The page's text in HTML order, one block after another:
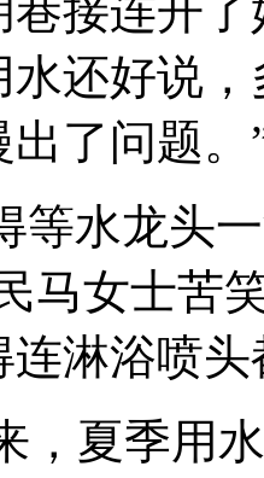
巷接连开
水还好说
出了问题。
等水龙头
马女士苦
淋浴喷
，夏季用